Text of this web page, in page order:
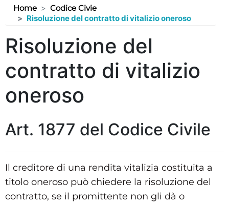
Home
Codice Civie
Risoluzione del contratto di vitalizio oneroso
Risoluzione del
contratto di vitalizio
oneroso
Art. 1877 del Codice Civile
Il creditore di una rendita vitalizia costituita a
titolo oneroso può chiedere la risoluzione del
contratto, se il promittente non gli dà o